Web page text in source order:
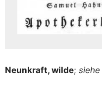
Neun­kraft, wil­de; sie­he